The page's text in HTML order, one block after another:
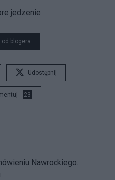
jedzenie
od blogera
Udostępnij
23
Nawrockiego.